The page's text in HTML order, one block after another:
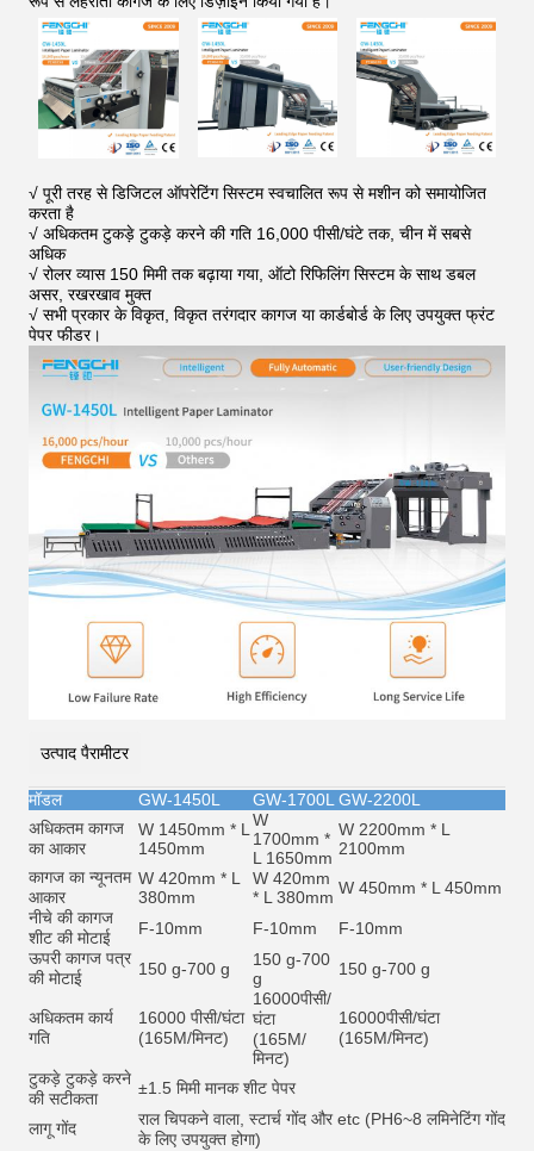
√ पूरी तरह से डिजिटल ऑपरेटिंग सिस्टम स्वचालित रूप से मशीन को समायोजित
करता है
√ अधिकतम टुकड़े टुकड़े करने की गति 16,000 पीसी/घंटे तक, चीन में सबसे
अधिक
√ रोलर व्यास 150 मिमी तक बढ़ाया गया, ऑटो रिफिलिंग सिस्टम के साथ डबल
असर, रखरखाव मुक्त
√ सभी प्रकार के विकृत, विकृत तरंगदार कागज या कार्डबोर्ड के लिए उपयुक्त फ्रंट
पेपर फीडर।
उत्पाद पैरामीटर
मॉडल GW-1450L GW-1700L GW-2200L
अधिकतम कागज
का आकार
W 1450mm * L
1450mm
W
1700mm *
L 1650mm
W 2200mm * L
2100mm
कागज का न्यूनतम
आकार
W 420mm * L
380mm
W 420mm
* L 380mm W 450mm * L 450mm
नीचे की कागज
शीट की मोटाई
F-10mm F-10mm
F-10mm
ऊपरी कागज पत्र
की मोटाई
150 g-700 g
150 g-700
g
150 g-700 g
अधिकतम कार्य
गति
16000 पीसी/घंटा
(165M/मिनट)
16000पीसी/
घंटा
(165M/
मिनट)
16000पीसी/घंटा
(165M/मिनट)
टुकड़े टुकड़े करने
की सटीकता
±1.5 मिमी मानक शीट पेपर
लागू गोंद राल चिपकने वाला, स्टार्च गोंद और etc (PH6~8 लमिनेटिंग गोंद
के लिए उपयुक्त होगा)